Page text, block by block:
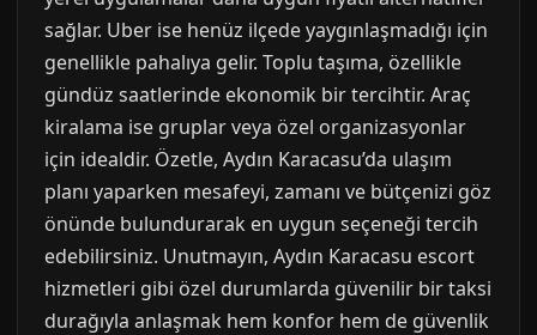
sağlar. Uber ise henüz ilçede yaygınlaşmadığı için
genellikle pahalıya gelir. Toplu taşıma, özellikle
gündüz saatlerinde ekonomik bir tercihtir. Araç
kiralama ise gruplar veya özel organizasyonlar
için idealdir. Özetle, Aydın Karacasu’da ulaşım
planı yaparken mesafeyi, zamanı ve bütçenizi göz
önünde bulundurarak en uygun seçeneği tercih
edebilirsiniz. Unutmayın, Aydın Karacasu escort
hizmetleri gibi özel durumlarda güvenilir bir taksi
durağıyla anlaşmak hem konfor hem de güvenlik